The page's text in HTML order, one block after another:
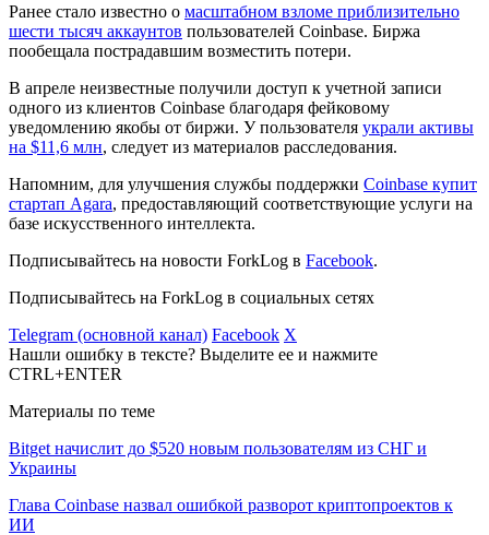
Ранее стало известно о масштабном взломе приблизительно
шести тысяч аккаунтов пользователей Coinbase. Биржа
пообещала пострадавшим возместить потери.
В апреле неизвестные получили доступ к учетной записи
одного из клиентов Coinbase благодаря фейковому
уведомлению якобы от биржи. У пользователя украли активы
на $11,6 млн, следует из материалов расследования.
Напомним, для улучшения службы поддержки Coinbase купит
стартап Agara, предоставляющий соответствующие услуги на
базе искусственного интеллекта.
Подписывайтесь на новости ForkLog в Facebook.
Подписывайтесь на ForkLog в социальных сетях
Telegram (основной канал) Facebook X
Нашли ошибку в тексте? Выделите ее и нажмите
CTRL+ENTER
Материалы по теме
Bitget начислит до $520 новым пользователям из СНГ и
Украины
Глава Coinbase назвал ошибкой разворот криптопроектов к
ИИ